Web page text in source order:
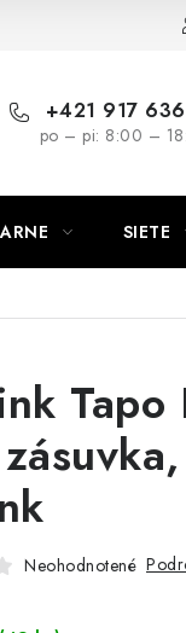
+421 917
po – pi: 8:00 –
SIETE
Neohodnotené